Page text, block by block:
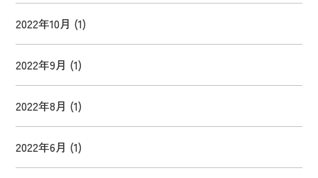
2022年10月 (1)
2022年9月 (1)
2022年8月 (1)
2022年6月 (1)